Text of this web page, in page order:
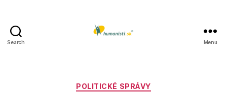
Search Menu
Kategórie
POLITICKÉ SPRÁVY